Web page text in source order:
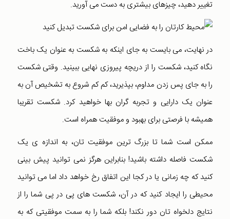
تغییر دهید، چیزهای بیشتری به دست می آورید.
در نهایت، می بایست به جای اینکه به شکست به عنوان یک باخت
نگاه کنید، شکست را از دریچه پیروزی نهایی ببینید. وقتی شکست
را به جای پس زدن مداوم، بپذیرید، کم کم شروع به تشخیص آن به
عنوان یک دارایی و تجربه گران بها خواهید کرد. شکست تقریبا
همیشه با فرصتی برای بهبود و موفقیت همراه است.
ممکن است شما تا بزرگ ترین موفقیت تان، به اندازه ی یک
شکست فاصله داشته باشید! بنابراین هرگز نمی توانید پیش بینی
کنید که چه زمانی یا در کجا این اتفاق رخ خواهد داد اما می توانید
محیطی را ایجاد کنید که در آن، شکست های پی در پی شما را از
نتایج دلخواه تان دور نکند! بلکه شما را به سمت موفقیتی که به